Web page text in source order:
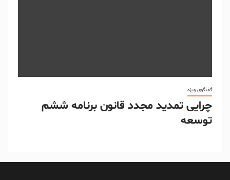
گفتگوی ویژه
چرایی تمدید مجدد قانون برنامه ششم
توسعه